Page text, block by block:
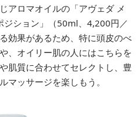
アロマオイルの「アヴェダ メ
ジション」（50ml、4,200円／
効果があるため、特に頭皮のべ
、オイリー肌の人にはこちらを
肌質に合わせてセレクトし、豊
マッサージを楽しもう。